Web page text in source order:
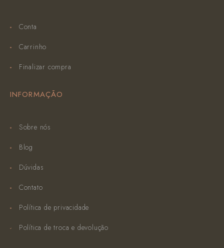
Conta
Carrinho
Finalizar compra
INFORMAÇÃO
Sobre nós
Blog
Dúvidas
Contato
Política de privacidade
Política de troca e devolução